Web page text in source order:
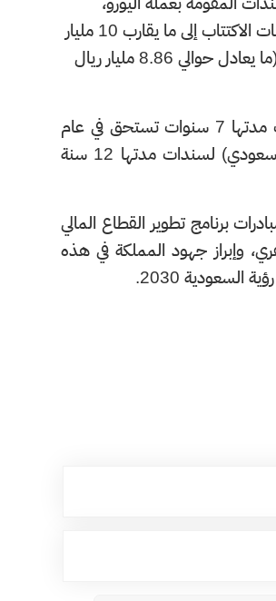
إلى ما يقارب 10 مليار
يعادل حوالي 8.86 مليار ريال
بلغت الشريحة الخضراء 1.5 مليار يورو (ما يعادل حوالي 5.90 مليار ريال سعودي) لسندات مدتها 7 سنوات تستحق في عام
2032م، فيما بلغت الشريحة الأخرى 750 مليون يورو (ما يعادل حوالي 2.96 مليار ريال سعودي) لسندات مدتها 12 سنة
برنامج تطوير القطاع المالي
وإبراز جهود المملكة في هذه
2030.